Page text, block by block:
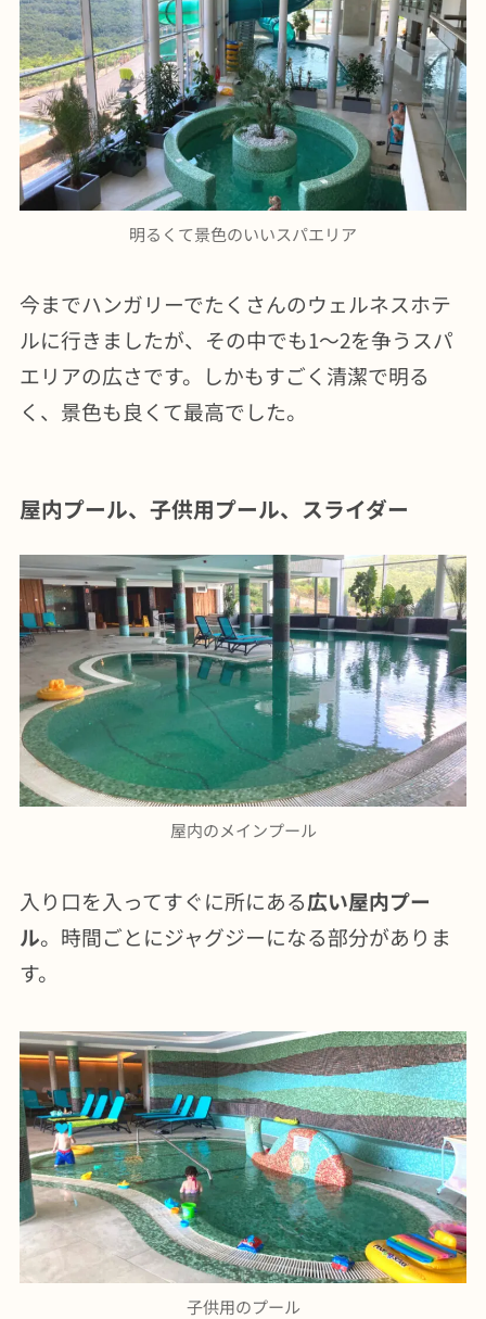
明るくて景色のいいスパエリア
今までハンガリーでたくさんのウェルネスホテ
ルに行きましたが、その中でも1〜2を争うスパ
エリアの広さです。しかもすごく清潔で明る
く、景色も良くて最高でした。
屋内プール、子供用プール、スライダー
屋内のメインプール
入り口を入ってすぐに所にある広い屋内プー
ル。時間ごとにジャグジーになる部分がありま
す。
子供用のプール